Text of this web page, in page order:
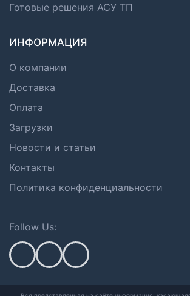
Готовые решения АСУ ТП
ИНФОРМАЦИЯ
О компании
Доставка
Оплата
Загрузки
Новости и статьи
Контакты
Политика конфиденциальности
Follow Us: